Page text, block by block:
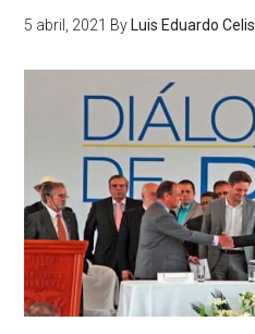
5 abril, 2021 By Luis Eduardo Celis